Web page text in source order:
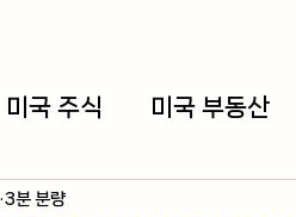
미국 주식 미국 부동산
미국 주식 입문
3분 분량